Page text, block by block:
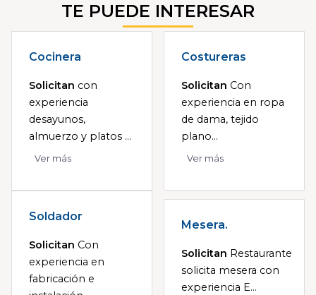
TE PUEDE INTERESAR
Cocinera
Solicitan con
experiencia
desayunos,
almuerzo y platos ...
Ver más
Costureras
Solicitan Con
experiencia en ropa
de dama, tejido
plano...
Ver más
Soldador
Solicitan Con
experiencia en
fabricación e
Mesera.
Solicitan Restaurante
solicita mesera con
experiencia E...